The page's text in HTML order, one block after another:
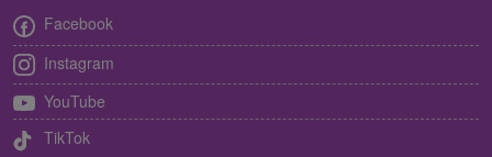
Facebook
Instagram
YouTube
TikTok